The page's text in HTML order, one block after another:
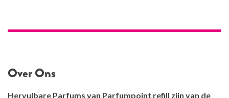
Over Ons
Hervulbare Parfums van Parfumpoint refill zijn van de